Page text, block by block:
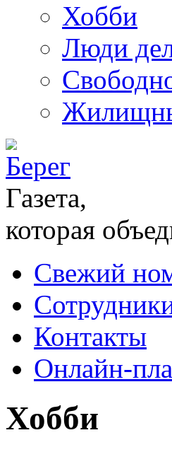
Хобби
Люди
Газета,
которая
Свежий
Контакты
Онлайн-
Хобби